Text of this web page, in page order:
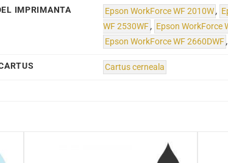
IMPRIMANTA Epson WorkForce WF 2010W,
WF 2530WF, Epson WorkForce
Epson WorkForce WF 2660DWF,
Cartus cerneala